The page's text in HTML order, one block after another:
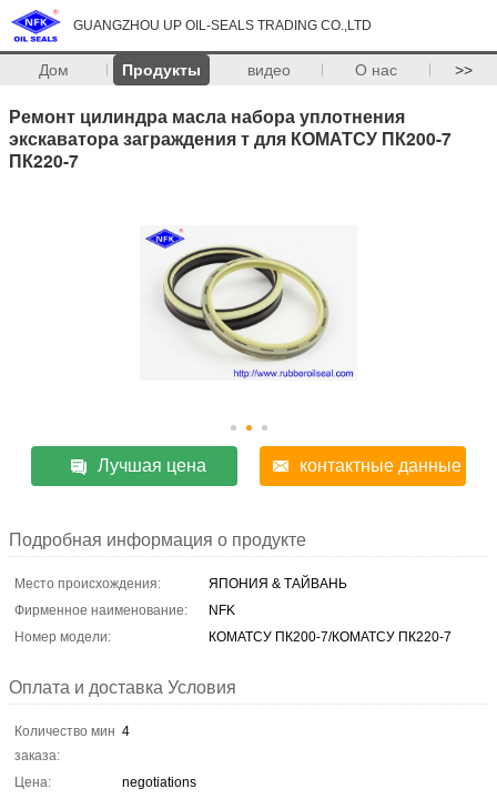
GUANGZHOU UP OIL-SEALS TRADING CO.,LTD
Дом Продукты видео О нас >>
Ремонт цилиндра масла набора уплотнения
экскаватора заграждения т для КОМАТСУ ПК200-7
ПК220-7
Лучшая цена контактные данные
Подробная информация о продукте
Место происхождения:
ЯПОНИЯ & ТАЙВАНЬ
Фирменное наименование:
NFK
Номер модели:
КОМАТСУ ПК200-7/КОМАТСУ ПК220-7
Оплата и доставка Условия
Количество мин
заказа:
4
Цена:
negotiations